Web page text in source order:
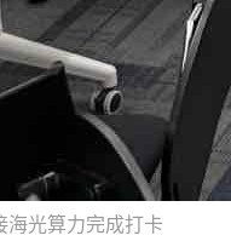
海光算力完成打卡